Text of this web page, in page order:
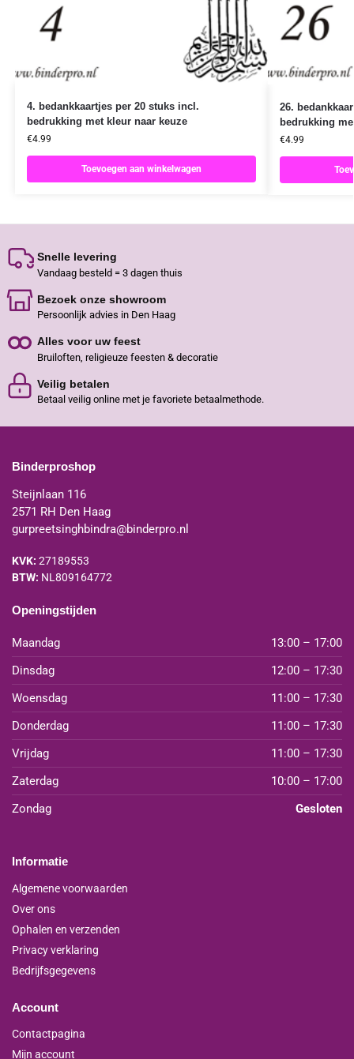
4. bedankkaartjes per 20 stuks incl.
bedrukking met kleur naar keuze
€4.99
Toevoegen aan winkelwagen
26.
bedrukking
€4.99
Snelle levering
Vandaag besteld = 3 dagen thuis
Bezoek onze showroom
Persoonlijk advies in Den Haag
Alles voor uw feest
Bruiloften, religieuze feesten & decoratie
Veilig betalen
Betaal veilig online met je favoriete betaalmethode.
Binderproshop
Steijnlaan 116
2571 RH Den Haag
gurpreetsinghbindra@binderpro.nl
KVK: 27189553
BTW: NL809164772
Openingstijden
Maandag
13:00 – 17:00
Dinsdag
12:00 – 17:30
Woensdag
11:00 – 17:30
Donderdag
11:00 – 17:30
Vrijdag
11:00 – 17:30
Zaterdag
10:00 – 17:00
Zondag
Gesloten
Informatie
Algemene voorwaarden
Over ons
Ophalen en verzenden
Privacy verklaring
Bedrijfsgegevens
Account
Contactpagina
Mijn account